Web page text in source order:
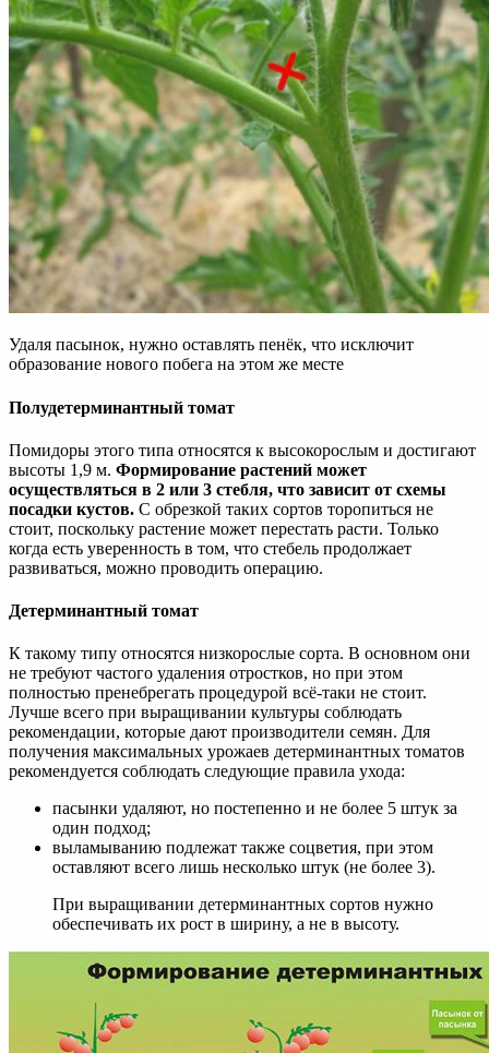
Удаля пасынок, нужно оставлять пенёк, что исключит
образование нового побега на этом же месте
Полудетерминантный томат
Помидоры этого типа относятся к высокорослым и достигают
высоты 1,9 м. Формирование растений может
осуществляться в 2 или 3 стебля, что зависит от схемы
посадки кустов. С обрезкой таких сортов торопиться не
стоит, поскольку растение может перестать расти. Только
когда есть уверенность в том, что стебель продолжает
развиваться, можно проводить операцию.
Детерминантный томат
К такому типу относятся низкорослые сорта. В основном они
не требуют частого удаления отростков, но при этом
полностью пренебрегать процедурой всё-таки не стоит.
Лучше всего при выращивании культуры соблюдать
рекомендации, которые дают производители семян. Для
получения максимальных урожаев детерминантных томатов
рекомендуется соблюдать следующие правила ухода:
пасынки удаляют, но постепенно и не более 5 штук за
один подход;
выламыванию подлежат также соцветия, при этом
оставляют всего лишь несколько штук (не более 3).
При выращивании детерминантных сортов нужно
обеспечивать их рост в ширину, а не в высоту.